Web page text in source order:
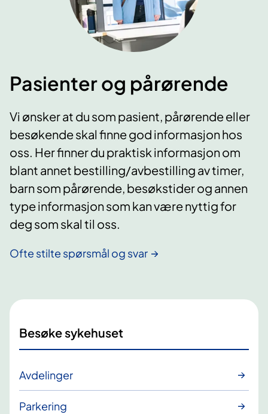
Pasienter og pårørende
Vi ønsker at du som pasient, pårørende eller
besøkende skal finne god informasjon hos
oss. Her finner du praktisk informasjon om
blant annet bestilling/avbestilling av timer,
barn som pårørende, besøkstider og annen
type informasjon som kan være nyttig for
deg som skal til oss.
Ofte stilte spørsmål og svar
Besøke sykehuset
Avdelinger
Parkering